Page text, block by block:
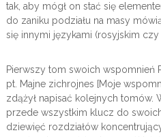
tak, aby mógł on stać się
do zaniku podziału na masy
się innymi językami (rosyjskim czy
Pierwszy tom swoich wspomnień
pt. Majne zichrojnes [Moje
zdążył napisać kolejnych tomów.
przede wszystkim klucz do
dziewięć rozdziałów